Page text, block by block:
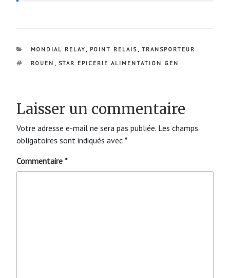
CATÉGORIES
MONDIAL RELAY , POINT RELAIS , TRANSPORTEUR
ÉTIQUETTES
ROUEN , STAR EPICERIE ALIMENTATION GEN
Laisser un commentaire
Votre adresse e-mail ne sera pas publiée. Les champs
obligatoires sont indiqués avec *
Commentaire *